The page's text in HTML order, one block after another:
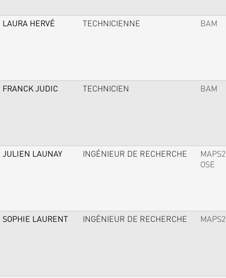
LAURA HERVÉ TECHNICIENNE BAM
FRANCK JUDIC TECHNICIEN BAM
JULIEN LAUNAY INGÉNIEUR DE RECHERCHE
MAPS2
OSE
SOPHIE LAURENT INGÉNIEUR DE RECHERCHE MAPS2